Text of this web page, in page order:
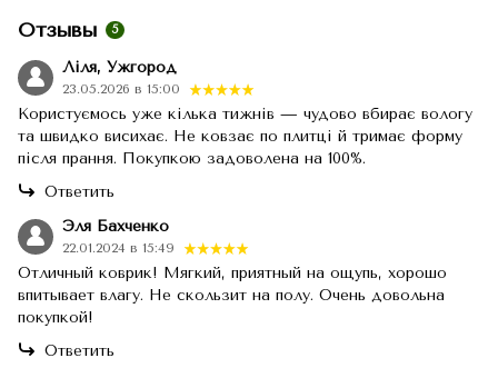
Отзывы 5
Ліля, Ужгород
23.05.2026 в 15:00
Користуємось уже кілька тижнів — чудово вбирає вологу
та швидко висихає. Не ковзає по плитці й тримає форму
після прання. Покупкою задоволена на 100%.
Ответить
Эля Бахченко
22.01.2024 в 15:49
Отличный коврик! Мягкий, приятный на ощупь, хорошо
впитывает влагу. Не скользит на полу. Очень довольна
покупкой!
Ответить